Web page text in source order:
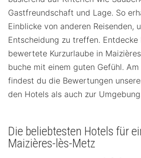
Gastfreundschaft und Lage. So
Einblicke von anderen Reisenden,
Entscheidung zu treffen. Entdecke
bewertete Kurzurlaube in
buche mit einem guten Gefühl.
findest du die Bewertungen
den Hotels als auch zur
Die beliebtesten Hotels für
Maizières-lès-Metz